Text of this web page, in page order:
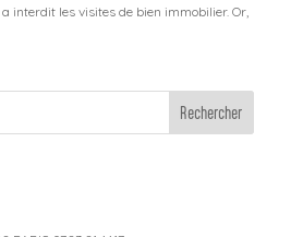
a interdit les visites de bien immobilier. Or,